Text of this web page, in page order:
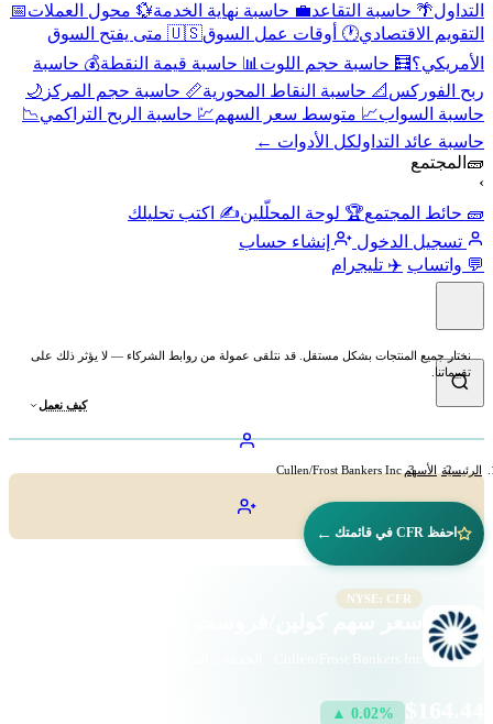
التداول 🌴 حاسبة التقاعد💼 حاسبة نهاية الخدمة💱 محول العملات📅
التقويم الاقتصادي🕐 أوقات عمل السوق
🇺🇸 متى يفتح السوق
الأمريكي؟🧮 حاسبة حجم اللوت📊 حاسبة قيمة النقطة💰 حاسبة
ربح الفوركس 📐 حاسبة النقاط المحورية📏 حاسبة حجم المركز 🌙
حاسبة السواب📈 متوسط سعر السهم💹 حاسبة الربح التراكمي 📉
حاسبة عائد التداولكل الأدوات ←
🧱المجتمع
🧱 حائط المجتمع🏆 لوحة المحلّلين✍️ اكتب تحليلك
تسجيل الدخول
إنشاء حساب
💬 واتساب ✈️ تليجرام
نختار جميع المنتجات بشكل مستقل. قد نتلقى عمولة من روابط الشركاء — لا يؤثر ذلك على
تقييماتنا.
كيف نعمل
الرئيسية الأسهم Cullen/Frost Bankers Inc
احفظ CFR في قائمتك ←
NYSE: CFR
▲ 0.02%